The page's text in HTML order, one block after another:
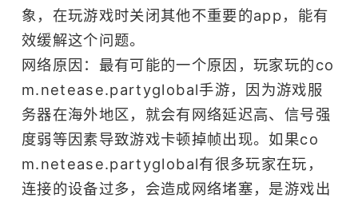
象，在玩游戏时关闭其他不重要的app，能有
效缓解这个问题。
网络原因：最有可能的一个原因，玩家玩的co
m.netease.partyglobal手游，因为游戏服
务器在海外地区，就会有网络延迟高、信号强
度弱等因素导致游戏卡顿掉帧出现。如果co
m.netease.partyglobal有很多玩家在玩，
连接的设备过多，会造成网络堵塞，是游戏出